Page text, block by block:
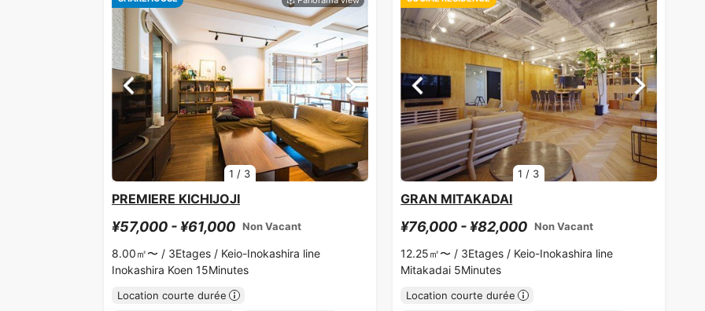
1 / 3
PREMIERE KICHIJOJI
¥57,000 - ¥61,000 Non Vacant
8.00㎡〜 / 3Etages / Keio-Inokashira line
Inokashira Koen 15Minutes
Location courte durée
1 / 3
GRAN MITAKADAI
¥76,000 - ¥82,000 Non Vacant
12.25㎡〜 / 3Etages / Keio-Inokashira line
Mitakadai 5Minutes
Location courte durée